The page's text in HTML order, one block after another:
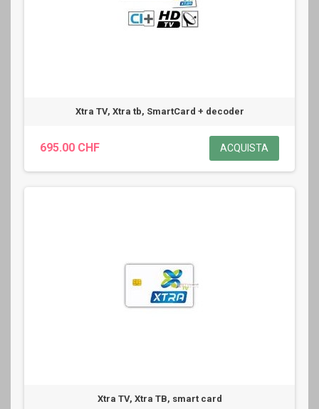
Xtra TV, Xtra tb, SmartCard + decoder
695.00 CHF ACQUISTA
Xtra TV, Xtra ТВ, smart card